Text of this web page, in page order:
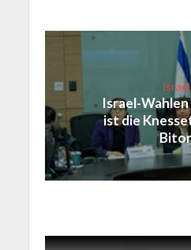
Israel
Israel-Wahlen
ist die